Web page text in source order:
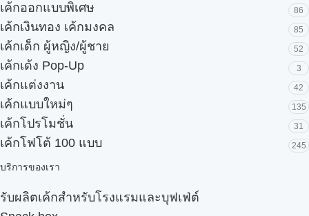
เค้กออกแบบพิเศษ 86
เค้กเงินทอง เค้กมงคล 85
เค้กเด็ก ผู้หญิง/ผู้ชาย 52
เค้กเด้ง Pop-Up 3
เค้กแต่งงาน 42
เค้กแบบใหม่ๆ 135
เค้กโปรโมชั่น 31
เค้กโฟโต้ 100 แบบ 245
บริการของเรา
รับผลิตเค้กสำหรับโรงแรมและบุฟเฟ่ต์